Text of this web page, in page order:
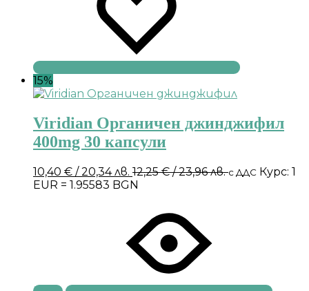
15%
Viridian Органичен джинджифил
400mg 30 капсули
10,40 € / 20,34 лв. 12,25€/ 23,96 лв.с ДДС Курс: 1
EUR = 1.95583 BGN